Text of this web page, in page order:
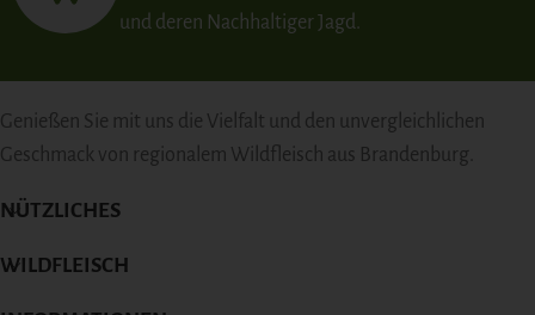
und deren Nachhaltiger Jagd.
Genießen Sie mit uns die Vielfalt und den unvergleichlichen
Geschmack von regionalem Wildfleisch aus Brandenburg.
NÜTZLICHES
WILDFLEISCH